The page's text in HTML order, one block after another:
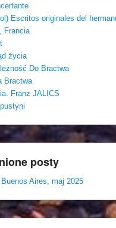
Escritos originales del
Francia
życia
Do Bractwa
Bractwa
Franz JALICS
posty
Aires, maj 2025